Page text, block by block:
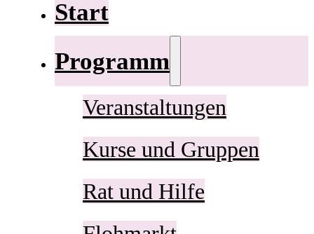
Start
Programm
Veranstaltungen
Kurse und Gruppen
Rat und Hilfe